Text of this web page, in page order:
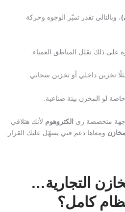
، وبالتالي تقدر تميّز الوجوه وحركة
على ذلك تقلل المناطق العمياء.
تخزين داخلي أو تخزين سحابي.
لو المخزن بيئة صناعية.
جهة متخصصة زي الكتروهوم لأنك هتلاقي
ومعاها دعم فني يسهّل عليك القرار.
التجارية…
كامل؟